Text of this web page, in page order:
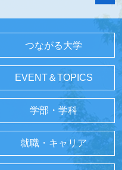
つながる大学
EVENT＆TOPICS
学部・学科
就職・キャリア